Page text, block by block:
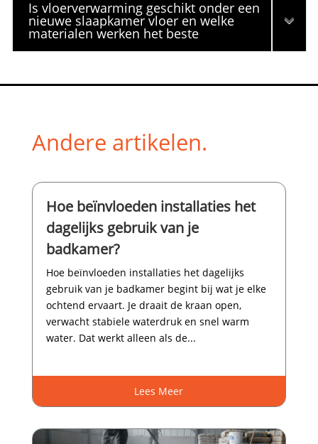
Is vloerverwarming geschikt onder een
nieuwe slaapkamer vloer en welke
materialen werken het beste
Andere artikelen.
Hoe beïnvloeden installaties het
dagelijks gebruik van je
badkamer?
Hoe beïnvloeden installaties het dagelijks
gebruik van je badkamer begint bij wat je elke
ochtend ervaart.​ Je draait de kraan open,
verwacht stabiele waterdruk en snel warm
water.​ Dat werkt alleen als de...
Lees Meer